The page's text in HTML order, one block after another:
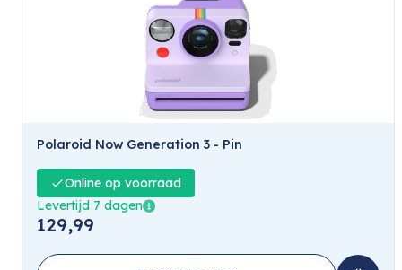
Polaroid Now Generation 3 - Pin
Online op voorraad
Levertijd 7 dagen
129,99